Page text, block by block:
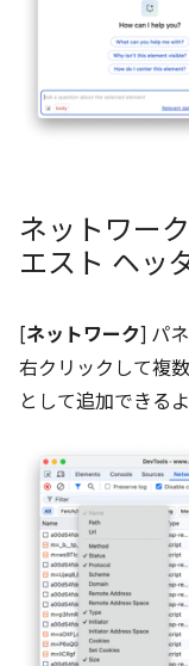
ネットワー
エスト ヘッ
[ネットワーク] パ
右クリックして複
として追加できる